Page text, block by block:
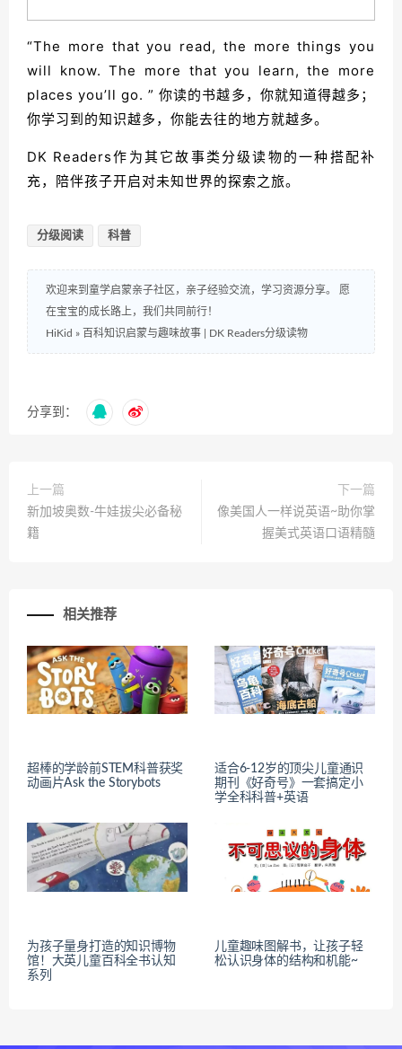
“The more that you read, the more things you
will know. The more that you learn, the more
places you’ll go. ” 你读的书越多，你就知道得越多；
你学习到的知识越多，你能去往的地方就越多。
DK Readers作为其它故事类分级读物的一种搭配补
充，陪伴孩子开启对未知世界的探索之旅。
分级阅读 科普
欢迎来到童学启蒙亲子社区，亲子经验交流，学习资源分享。 愿
在宝宝的成长路上，我们共同前行！
HiKid » 百科知识启蒙与趣味故事 | DK Readers分级读物
分享到：
上一篇
新加坡奥数-牛娃拔尖必备秘
籍
下一篇
像美国人一样说英语~助你掌
握美式英语口语精髓
相关推荐
超棒的学龄前STEM科普获奖
动画片Ask the Storybots
适合6-12岁的顶尖儿童通识
期刊《好奇号》一套搞定小
学全科科普+英语
为孩子量身打造的知识博物
馆！大英儿童百科全书认知
系列
儿童趣味图解书，让孩子轻
松认识身体的结构和机能~